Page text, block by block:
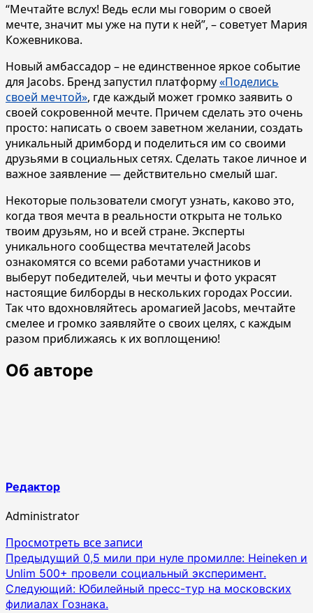
“Мечтайте вслух! Ведь если мы говорим о своей
мечте, значит мы уже на пути к ней”, – советует Мария
Кожевникова.
Новый амбассадор – не единственное яркое событие
для Jacobs. Бренд запустил платформу«Поделись
своей мечтой», где каждый может громко заявить о
своей сокровенной мечте. Причем сделать это очень
просто: написать о своем заветном желании, создать
уникальный дримборд и поделиться им со своими
друзьями в социальных сетях. Сделать такое личное и
важное заявление — действительно смелый шаг.
Некоторые пользователи смогут узнать, каково это,
когда твоя мечта в реальности открыта не только
твоим друзьям, но и всей стране. Эксперты
уникального сообщества мечтателей Jacobs
ознакомятся со всеми работами участников и
выберут победителей, чьи мечты и фото украсят
настоящие билборды в нескольких городах России.
Так что вдохновляйтесь аромагией Jacobs, мечтайте
смелее и громко заявляйте о своих целях, с каждым
разом приближаясь к их воплощению!
Об авторе
Редактор
Administrator
Просмотреть все записи
Навигация
по
записям
Предыдущий 0,5 мили при нуле промилле: Heineken и
Unlim 500+ провели социальный эксперимент.
Следующий: Юбилейный пресс-тур на московских
филиалах Гознака.